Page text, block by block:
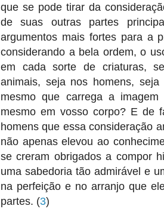
que se pode tirar da
de suas outras partes
argumentos mais fortes para a
considerando a bela ordem, o
em cada sorte de criaturas,
animais, seja nos homens,
mesmo que carrega a
mesmo em vosso corpo? E de
homens que essa consideração
não apenas elevou ao
se creram obrigados a compor
uma sabedoria tão admirável e
na perfeição e no arranjo que
partes. (3)